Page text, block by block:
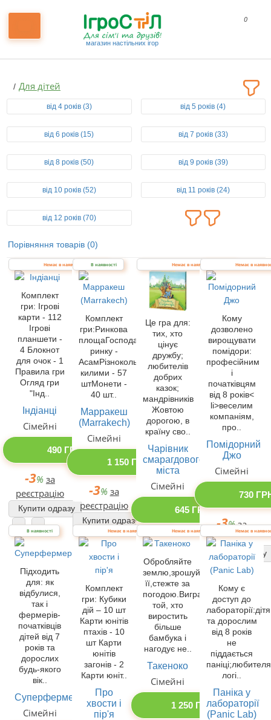
магазин настільних ігор
0
Для дітей
від 4 років (3) від 5 років (4)
від 6 років (15) від 7 років (33)
від 8 років (50) від 9 років (39)
від 10 років (52) від 11 років (24)
від 12 років (70)
Порівняння товарів (0)
Немає в наявності
Комплект
гри: Ігрові
карти - 112
Ігрові
планшети -
4 Блокнот
для очок - 1
Правила гри
Огляд гри
"Інд..
Індіанці
Сімейні
490 ГРН
-3% за
реєстрацію
Купити одразу
В наявності
Комплект
гри:Ринкова
площаГосподар
ринку -
АсамРізнокольорові
килими - 57
штМонети -
40 шт..
Марракеш
(Marrakech)
Сімейні
1 150 ГРН
-3% за
реєстрацію
Купити одразу
Немає в наявності
Це гра для:
тих, хто
цінує
дружбу;
любителів
добрих
казок;
мандрівників
Жовтою
дорогою, в
країну сво..
Чарівник
смарагдового
міста
Сімейні
645 ГРН
-3% за
Купити одразу
Немає в
Кому
дозволено
вирощувати
помідори:
професійним
і
початківцям
від 8 років<
li>веселим
компаніям,
про..
Помідорний
Джо
Сімейні
730
-3% за
реєстрацію
Купити одразу
В наявності
Підходить
для: як
відбулися,
так і
фермерів-
початківців
дітей від 7
років та
дорослих
будь-якого
вік..
Суперфермер
Сімейні
Немає в наявності
Комплект
гри: Кубики
дій – 10 шт
Карти юнітів
птахів - 10
шт Карти
юнітів
загонів - 2
Карти юніт..
Про
хвости і
пір'я
Немає в наявності
Обробляйте
землю,зрошуйте
її,стежте за
погодою.Виграє
той, хто
виростить
більше
бамбука і
нагодує не..
Такеноко
Сімейні
1 250 ГРН
Немає в
Кому є
доступ до
та дорослим
від 8 років
не
піддається
логі..
Паніка у
лабораторії
(Panic Lab)